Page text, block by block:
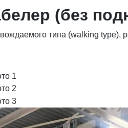
(без
типа (walking